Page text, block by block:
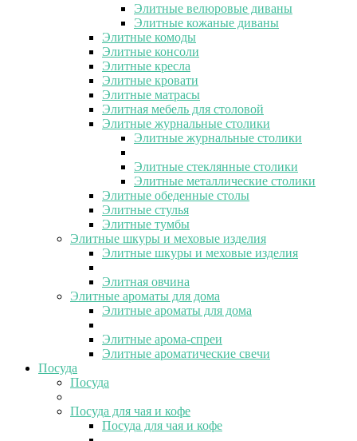
Элитные велюровые диваны
Элитные кожаные диваны
Элитные комоды
Элитные консоли
Элитные кресла
Элитные кровати
Элитные матрасы
Элитная мебель для столовой
Элитные журнальные столики
Элитные журнальные столики
Элитные стеклянные столики
Элитные металлические столики
Элитные обеденные столы
Элитные стулья
Элитные тумбы
Элитные шкуры и меховые изделия
Элитные шкуры и меховые изделия
Элитная овчина
Элитные ароматы для дома
Элитные ароматы для дома
Элитные арома-спреи
Элитные ароматические свечи
Посуда
Посуда
Посуда для чая и кофе
Посуда для чая и кофе